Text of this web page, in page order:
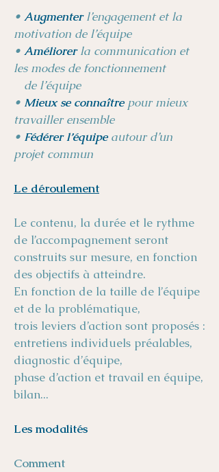
• Augmenterl’engagement et la
motivation de l’équipe
• Améliorerla communication et
les modes de fonctionnement
de l’équipe
• Mieux se connaîtrepour mieux
travailler ensemble
• Fédérer l’équipeautour d’un
projet commun
Le déroulement
Le contenu, la durée et le rythme
de l’accompagnement seront
construits sur mesure, en fonction
des objectifs à atteindre.
En fonction de la taille de l’équipe
et de la problématique,
trois leviers d’action sont proposés :
entretiens individuels préalables,
diagnostic d’équipe,
phase d’action et travail en équipe,
bilan...
Les modalités
Comment